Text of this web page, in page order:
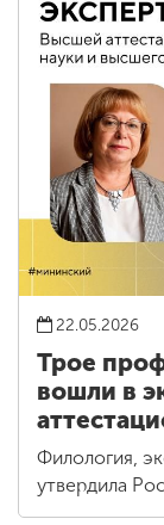
22.05.2026
Трое
вошли в
Филология,
утвердила